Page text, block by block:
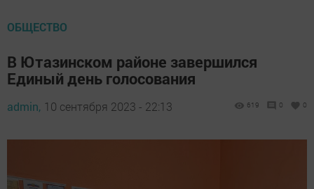
ОБЩЕСТВО
В Ютазинском районе завершился
Единый день голосования
admin, 10 сентября 2023 - 22:13 619 0 0